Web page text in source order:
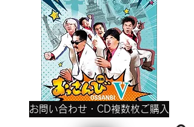
お問い合わせ・CD複数枚ご購入